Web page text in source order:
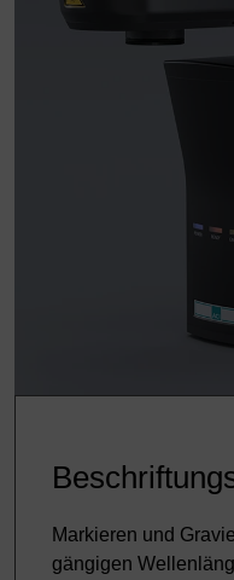
Markieren und
gängigen